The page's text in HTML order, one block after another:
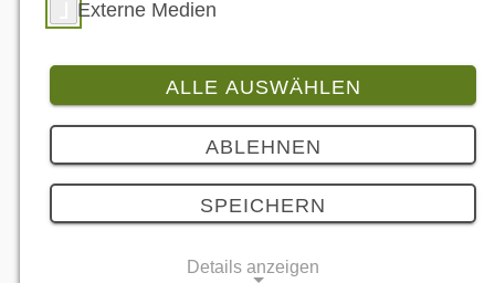
Start in eine neue Ära
18.01.2024
Externe Medien
ALLE AUSWÄHLEN
ABLEHNEN
SPEICHERN
Details anzeigen